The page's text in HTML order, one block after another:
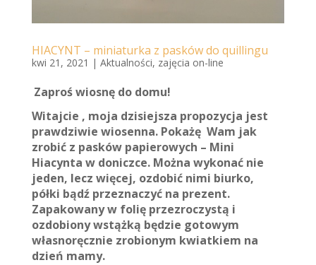
HIACYNT – miniaturka z pasków do quillingu
kwi 21, 2021 | Aktualności, zajęcia on-line
Zaproś wiosnę do domu!
Witajcie , moja dzisiejsza propozycja jest
prawdziwie wiosenna. Pokażę Wam jak
zrobić z pasków papierowych – Mini
Hiacynta w doniczce. Można wykonać nie
jeden, lecz więcej, ozdobić nimi biurko,
półki bądź przeznaczyć na prezent.
Zapakowany w folię przezroczystą i
ozdobiony wstążką będzie gotowym
własnoręcznie zrobionym kwiatkiem na
dzień mamy.